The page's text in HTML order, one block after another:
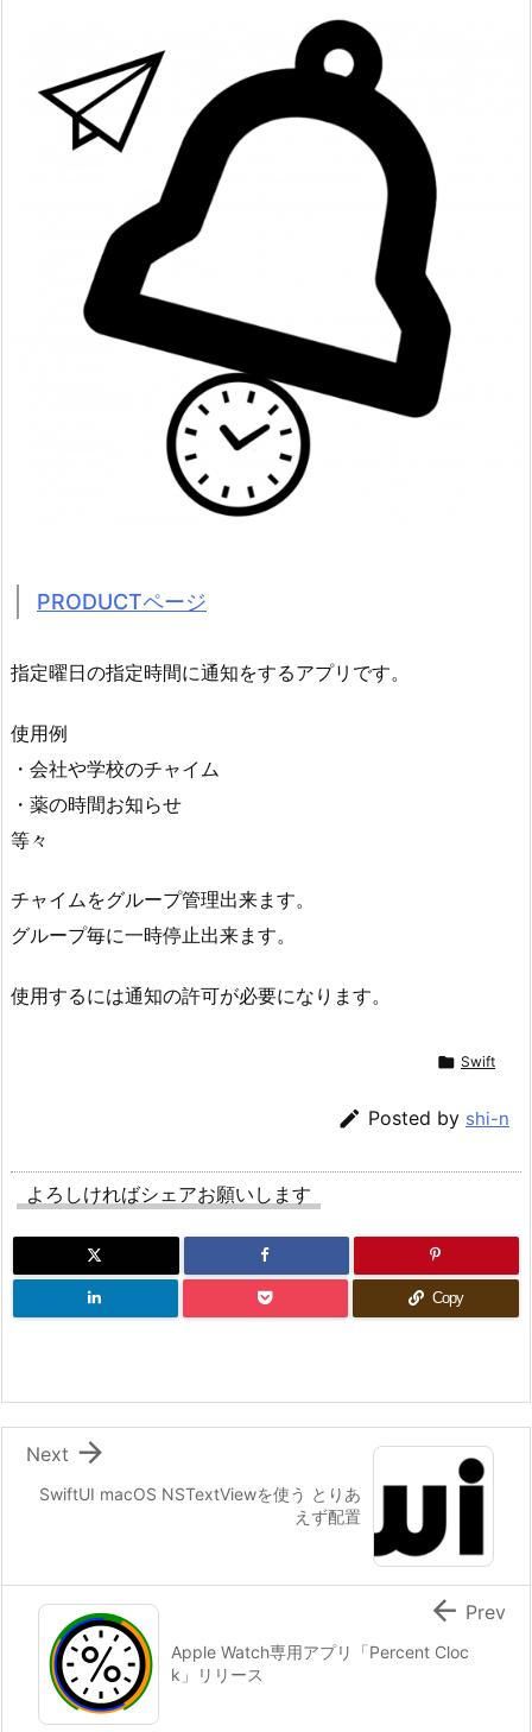
PRODUCTページ
指定曜日の指定時間に通知をするアプリです。
使用例
・会社や学校のチャイム
・薬の時間お知らせ
等々
チャイムをグループ管理出来ます。
グループ毎に一時停止出来ます。
使用するには通知の許可が必要になります。
 Swift
 Posted by shi-n
よろしければシェアお願いします
Copy
SwiftUI macOS NSTextViewを使う とりあ
えず配置

Next
Apple Watch専用アプリ「Percent Cloc
k」リリース
 Prev